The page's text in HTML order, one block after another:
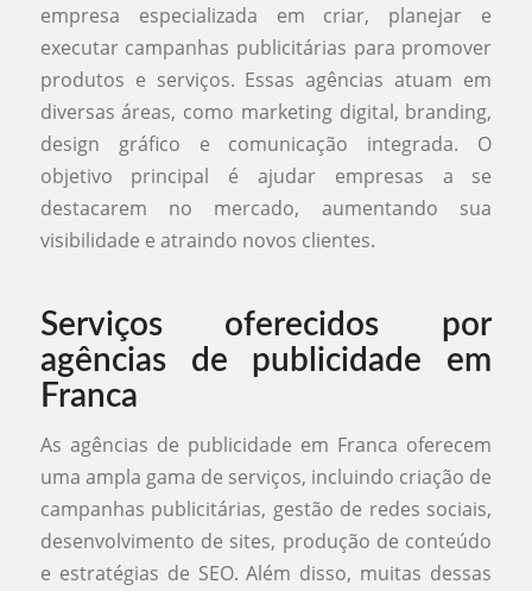
empresa especializada em criar, planejar e
executar campanhas publicitárias para promover
produtos e serviços. Essas agências atuam em
diversas áreas, como marketing digital, branding,
design gráfico e comunicação integrada. O
objetivo principal é ajudar empresas a se
destacarem no mercado, aumentando sua
visibilidade e atraindo novos clientes.
Serviços oferecidos por
agências de publicidade em
Franca
As agências de publicidade em Franca oferecem
uma ampla gama de serviços, incluindo criação de
campanhas publicitárias, gestão de redes sociais,
desenvolvimento de sites, produção de conteúdo
e estratégias de SEO. Além disso, muitas dessas